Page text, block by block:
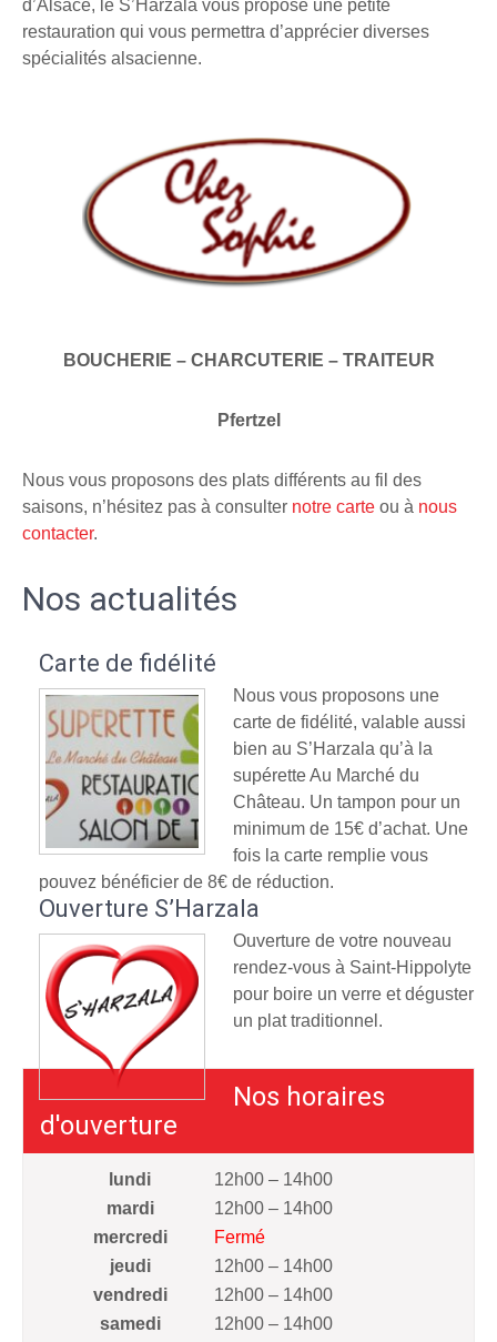
d’Alsace, le S’Harzala vous propose une petite
restauration qui vous permettra d’apprécier diverses
spécialités alsacienne.
BOUCHERIE – CHARCUTERIE – TRAITEUR
Pfertzel
Nous vous proposons des plats différents au fil des
saisons, n’hésitez pas à consulter notre carte ou à nous
contacter.
Nos actualités
Carte de fidélité
Nous vous proposons une
carte de fidélité, valable aussi
bien au S’Harzala qu’à la
supérette Au Marché du
Château. Un tampon pour un
minimum de 15€ d’achat. Une
fois la carte remplie vous
pouvez bénéficier de 8€ de réduction.
Ouverture S’Harzala
Ouverture de votre nouveau
rendez-vous à Saint-Hippolyte
pour boire un verre et déguster
un plat traditionnel.
Nos horaires
d'ouverture
lundi
12h00 – 14h00
mardi
12h00 – 14h00
mercredi
Fermé
jeudi
12h00 – 14h00
vendredi
12h00 – 14h00
samedi
12h00 – 14h00